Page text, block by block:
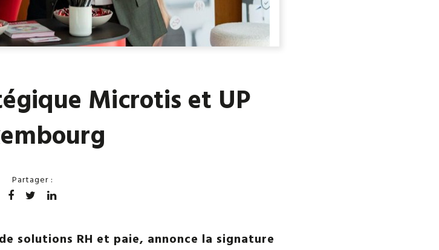
Microtis et UP
Partager :
solutions RH et paie, annonce la signature